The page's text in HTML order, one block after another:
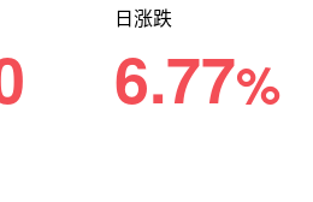
日涨跌
6.77%